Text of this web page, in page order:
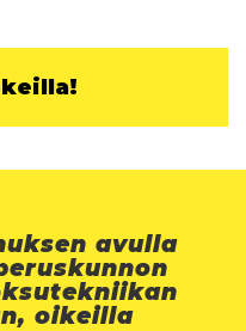
avulla
oikeilla